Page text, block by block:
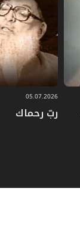
05.07.2026
ربّ رحماك